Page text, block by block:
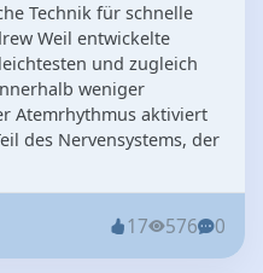
Technik für schnelle
Weil entwickelte
und zugleich
weniger
Atemrhythmus aktiviert
des Nervensystems, der
17 576 0